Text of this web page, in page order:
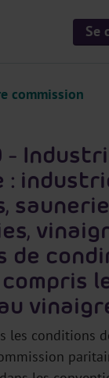
Se
commission
-
:
de
les conditions